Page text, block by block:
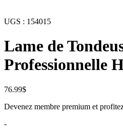
UGS : 154015
Lame de
Professionnelle
76.99$
Devenez membre premium et
-